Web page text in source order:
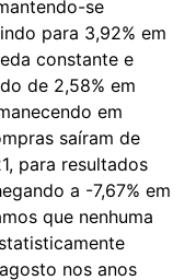
se
para 3,92% em
constante e
de 2,58% em
em
saíram de
para resultados
a -7,67% em
que nenhuma
nos anos